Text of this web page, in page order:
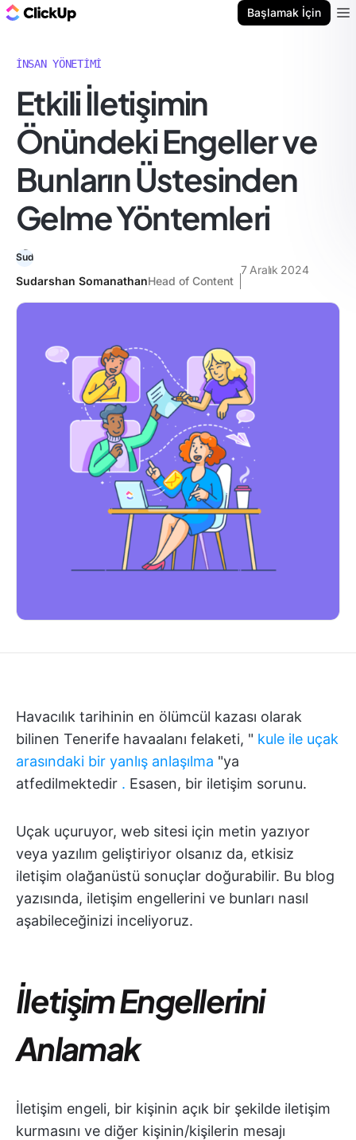
Başlamak İçin
İNSAN YÖNETIMI
Etkili İletişimin
Önündeki Engeller ve
Bunların Üstesinden
Gelme Yöntemleri
Sudarshan SomanathanHead of Content
7 Aralık 2024
Havacılık tarihinin en ölümcül kazası olarak
bilinen Tenerife havaalanı felaketi, " kule ile uçak
arasındaki bir yanlış anlaşılma "ya
atfedilmektedir . Esasen, bir iletişim sorunu.
Uçak uçuruyor, web sitesi için metin yazıyor
veya yazılım geliştiriyor olsanız da, etkisiz
iletişim olağanüstü sonuçlar doğurabilir. Bu blog
yazısında, iletişim engellerini ve bunları nasıl
aşabileceğinizi inceliyoruz.
İletişim Engellerini
Anlamak
İletişim engeli, bir kişinin açık bir şekilde iletişim
kurmasını ve diğer kişinin/kişilerin mesajı